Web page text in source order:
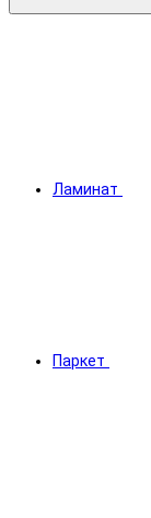
Ламинат
Паркет